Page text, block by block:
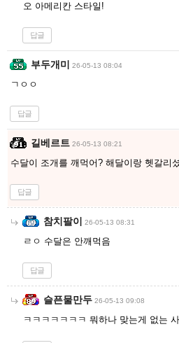
오 아메리칸 스타일!
답글
부두개미 26-05-13 08:04
ㄱㅇㅇ
답글
길베르트 26-05-13 08:21
수달이 조개를 깨먹어? 해달이랑 헷갈리
답글
참치팔이 26-05-13 08:31
ㄹㅇ 수달은 안깨먹음
답글
슬픈물만두 26-05-13 09:08
ㅋㅋㅋㅋㅋㅋㅋ 뭐하나 맞는게 없는